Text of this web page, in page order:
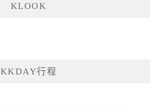
KLOOK
KKDAY行程